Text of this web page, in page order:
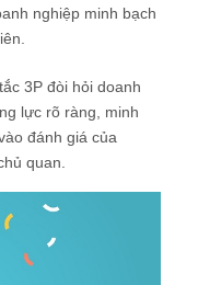
nghiệp minh bạch
3P đòi hỏi doanh
lực rõ ràng, minh
đánh giá của
quan.